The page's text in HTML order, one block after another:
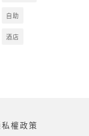
自助
酒店
私權政策